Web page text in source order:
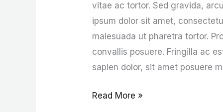
vitae ac tortor. Sed gravida,
ipsum dolor sit amet,
malesuada ut pharetra tortor.
convallis posuere. Fringilla ac
sapien dolor, sit amet posuere
Read More »